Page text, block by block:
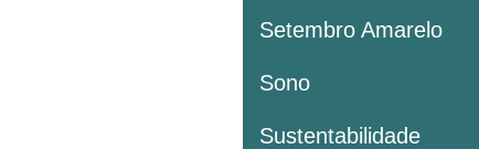
Setembro Amarelo
Sono
Sustentabilidade